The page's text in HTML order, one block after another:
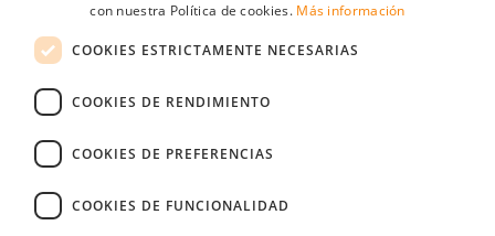
Contraseña
Recordarme
Conectarse
Registro gratuito empresas
con nuestra Política de cookies. Más información
COOKIES ESTRICTAMENTE NECESARIAS
COOKIES DE RENDIMIENTO
COOKIES DE PREFERENCIAS
COOKIES DE FUNCIONALIDAD